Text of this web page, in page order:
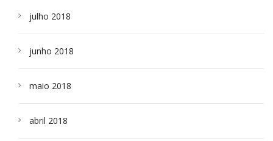
julho 2018
junho 2018
maio 2018
abril 2018